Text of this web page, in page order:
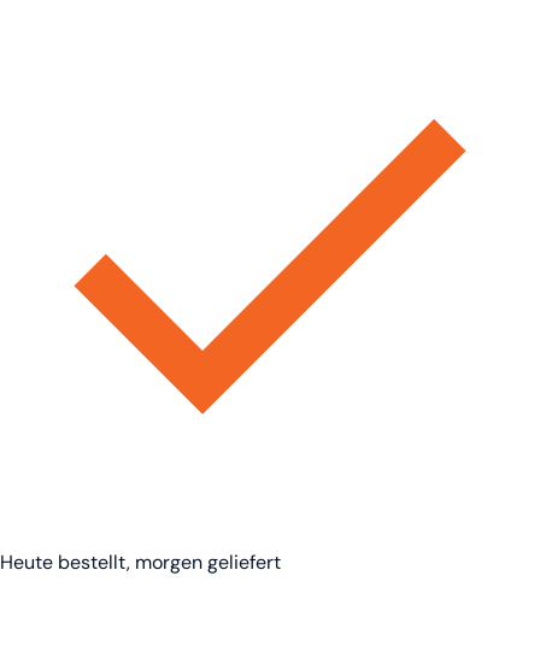
Heute bestellt, morgen geliefert